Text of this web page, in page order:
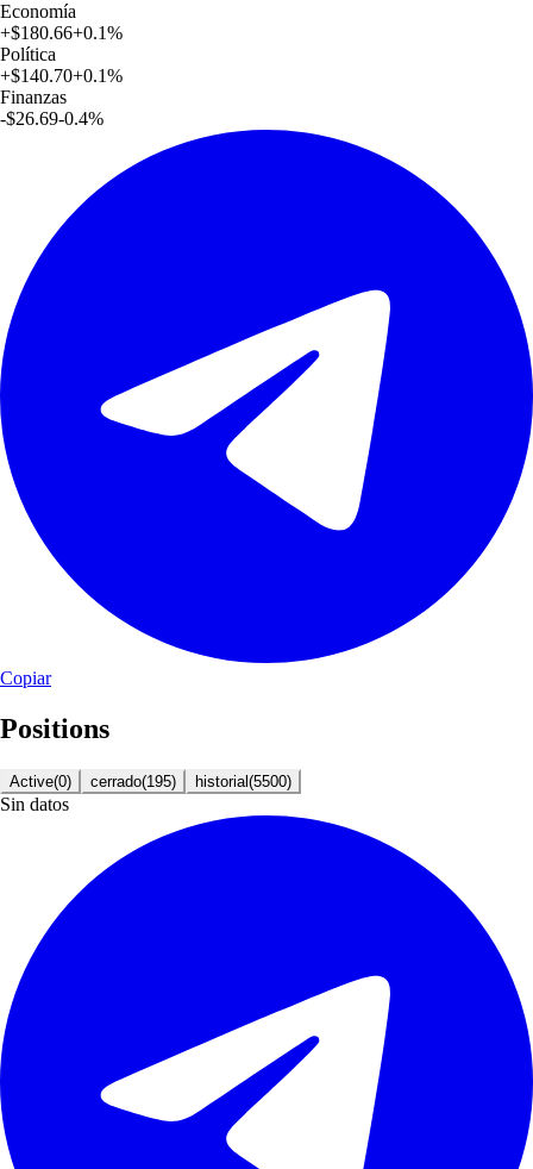
Economía
+$180.66+0.1%
Política
+$140.70+0.1%
Finanzas
-$26.69-0.4%
Copiar
Positions
Active(0) cerrado(195) historial(5500)
Sin datos